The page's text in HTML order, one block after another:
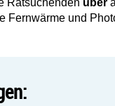
Ratsuchenden über
Fernwärme und